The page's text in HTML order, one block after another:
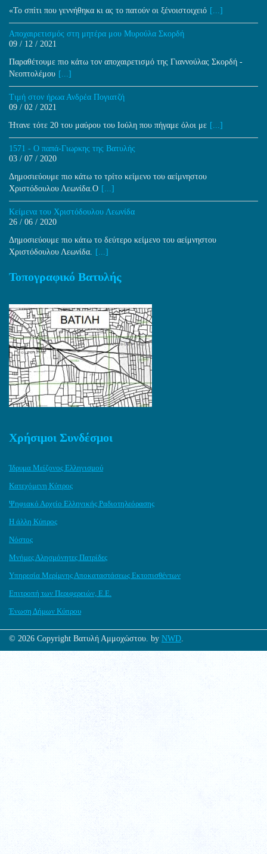
«Το σπίτι που γεννήθηκα κι ας το πατούν οι ξένοιστοιχειό [...]
Aποχαιρετισμός στη μητέρα μου Μυρούλα Σκορδή
09 / 12 / 2021
Παραθέτουμε πιο κάτω τον αποχαιρετισμό της Γιαννούλας Σκορδή -
Νεοπτολέμου [...]
Τιμή στον ήρωα Ανδρέα Πογιατζή
09 / 02 / 2021
Ήτανε τότε 20 του μαύρου του Ιούλη που πήγαμε όλοι με [...]
1571 - Ο παπά-Γιωρκης της Βατυλής
03 / 07 / 2020
Δημοσιεύουμε πιο κάτω το τρίτο κείμενο του αείμνηστου
Χριστόδουλου Λεωνίδα.Ο [...]
Κείμενα του Χριστόδουλου Λεωνίδα
26 / 06 / 2020
Δημοσιεύουμε πιο κάτω το δεύτερο κείμενο του αείμνηστου
Χριστόδουλου Λεωνίδα. [...]
Τοπογραφικό Βατυλής
Χρήσιμοι Συνδέσμοι
Ίδρυμα Μείζονος Ελληνισμού
Κατεχόμενη Κύπρος
Ψηφιακό Αρχείο Ελληνικής Ραδιοτηλεόρασης
Η άλλη Κύπρος
Νόστος
Μνήμες Αλησμόνητες Πατρίδες
Υπηρεσία Μερίμνης Αποκαταστάσεως Εκτοπισθέντων
Επιτροπή των Περιφερειών, Ε.Ε.
Ένωση Δήμων Κύπρου
© 2026 Copyright Βατυλή Αμμοχώστου. by NWD.